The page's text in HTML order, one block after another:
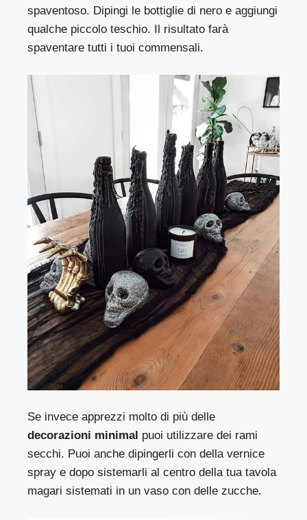
spaventoso. Dipingi le bottiglie di nero e aggiungi
qualche piccolo teschio. Il risultato farà
spaventare tutti i tuoi commensali.
Se invece apprezzi molto di più delle
decorazioni minimal puoi utilizzare dei rami
secchi. Puoi anche dipingerli con della vernice
spray e dopo sistemarli al centro della tua tavola
magari sistemati in un vaso con delle zucche.